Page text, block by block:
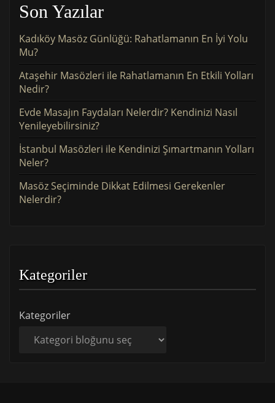
Son Yazılar
Kadıköy Masöz Günlüğü: Rahatlamanın En İyi Yolu
Mu?
Ataşehir Masözleri ile Rahatlamanın En Etkili Yolları
Nedir?
Evde Masajın Faydaları Nelerdir? Kendinizi Nasıl
Yenileyebilirsiniz?
İstanbul Masözleri ile Kendinizi Şımartmanın Yolları
Neler?
Masöz Seçiminde Dikkat Edilmesi Gerekenler
Nelerdir?
Kategoriler
Kategoriler